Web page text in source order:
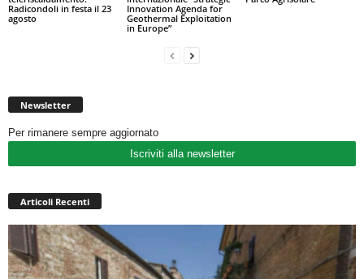
Radicondoli in festa il 23
agosto
Innovation Agenda for
Geothermal Exploitation
in Europe”
Newsletter
Per rimanere sempre aggiornato
Iscriviti alla newsletter
Articoli Recenti